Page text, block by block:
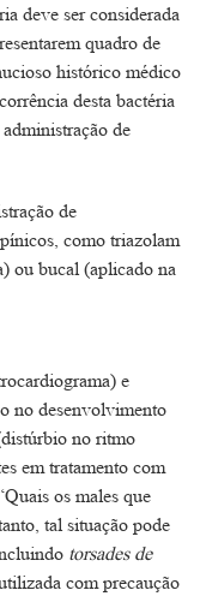
deve ser considerada
quadro de
histórico médico
desta bactéria
de
de
como triazolam
ou bucal (aplicado na
e
no desenvolvimento
no ritmo
em tratamento com
os males que
tal situação pode
torsades de
com precaução